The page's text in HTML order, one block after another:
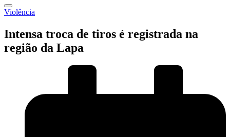
Violência
Intensa troca de tiros é registrada na
região da Lapa